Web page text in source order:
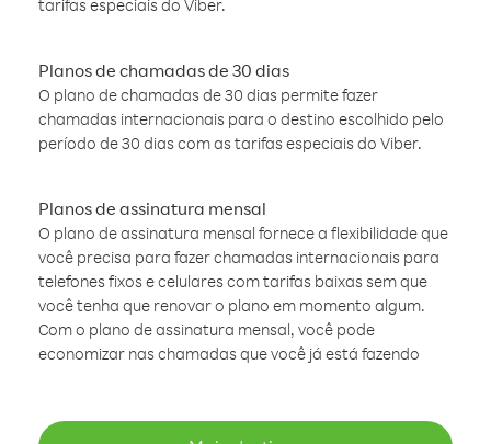
tarifas especiais do Viber.
Planos de chamadas de 30 dias
O plano de chamadas de 30 dias permite fazer
chamadas internacionais para o destino escolhido pelo
período de 30 dias com as tarifas especiais do Viber.
Planos de assinatura mensal
O plano de assinatura mensal fornece a flexibilidade que
você precisa para fazer chamadas internacionais para
telefones fixos e celulares com tarifas baixas sem que
você tenha que renovar o plano em momento algum.
Com o plano de assinatura mensal, você pode
economizar nas chamadas que você já está fazendo